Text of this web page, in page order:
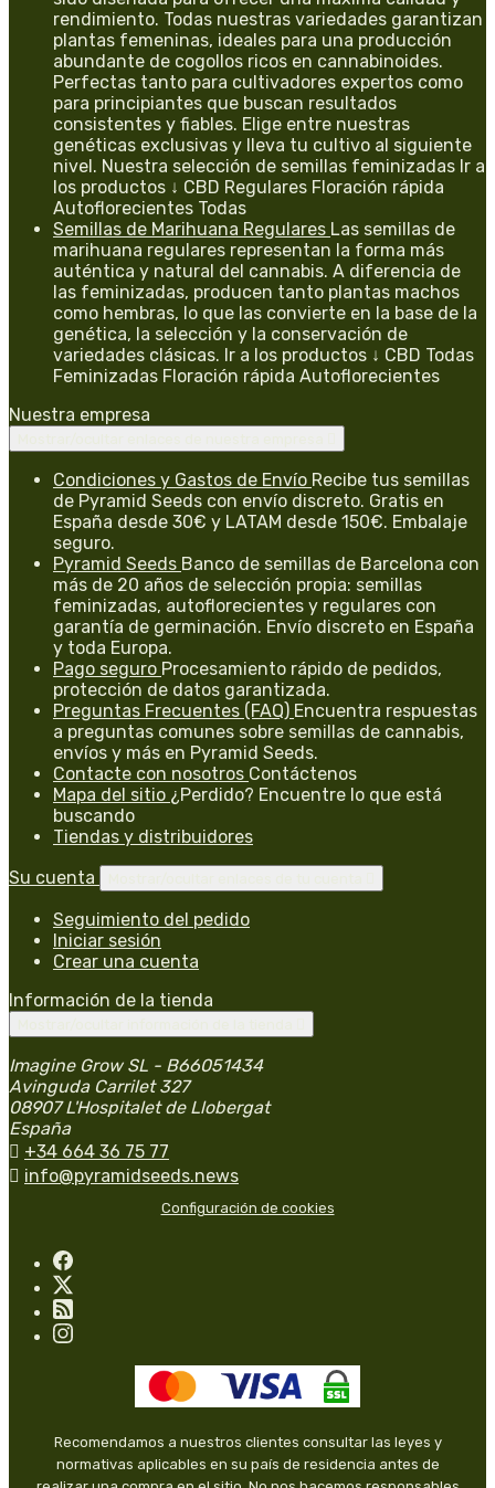
rendimiento. Todas nuestras variedades garantizan
plantas femeninas, ideales para una producción
abundante de cogollos ricos en cannabinoides.
Perfectas tanto para cultivadores expertos como
para principiantes que buscan resultados
consistentes y fiables. Elige entre nuestras
genéticas exclusivas y lleva tu cultivo al siguiente
nivel. Nuestra selección de semillas feminizadas Ir a
los productos ↓ CBD Regulares Floración rápida
Autoflorecientes Todas
Semillas de Marihuana Regulares Las semillas de
marihuana regulares representan la forma más
auténtica y natural del cannabis. A diferencia de
las feminizadas, producen tanto plantas machos
como hembras, lo que las convierte en la base de la
genética, la selección y la conservación de
variedades clásicas. Ir a los productos ↓ CBD Todas
Feminizadas Floración rápida Autoflorecientes
Nuestra empresa
Condiciones y Gastos de Envío Recibe tus semillas
de Pyramid Seeds con envío discreto. Gratis en
España desde 30€ y LATAM desde 150€. Embalaje
seguro.
Pyramid Seeds Banco de semillas de Barcelona con
más de 20 años de selección propia: semillas
feminizadas, autoflorecientes y regulares con
garantía de germinación. Envío discreto en España
y toda Europa.
Pago seguro Procesamiento rápido de pedidos,
protección de datos garantizada.
Preguntas Frecuentes (FAQ) Encuentra respuestas
a preguntas comunes sobre semillas de cannabis,
envíos y más en Pyramid Seeds.
Contacte con nosotros Contáctenos
Mapa del sitio ¿Perdido? Encuentre lo que está
buscando
Tiendas y distribuidores
Su cuenta
Seguimiento del pedido
Iniciar sesión
Crear una cuenta
Información de la tienda
Imagine Grow SL - B66051434
Avinguda Carrilet 327
08907 L'Hospitalet de Llobergat
España
 +34 664 36 75 77
 info@pyramidseeds.news
Configuración de cookies
Recomendamos a nuestros clientes consultar las leyes y
normativas aplicables en su país de residencia antes de